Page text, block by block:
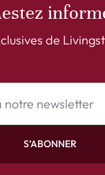
de
S’ABONNER